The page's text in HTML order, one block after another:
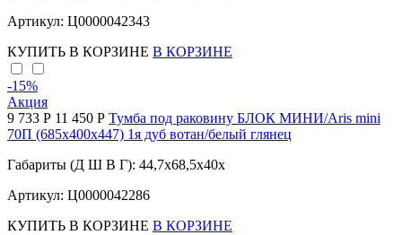
Артикул: Ц0000042343
КУПИТЬ В КОРЗИНЕ В КОРЗИНЕ
-15%
Акция
9 733 Р 11 450 Р Тумба под раковину БЛОК МИНИ/Aris mini
70П (685х400х447) 1я дуб вотан/белый глянец
Габариты (Д Ш В Г): 44,7x68,5x40x
Артикул: Ц0000042286
КУПИТЬ В КОРЗИНЕ В КОРЗИНЕ